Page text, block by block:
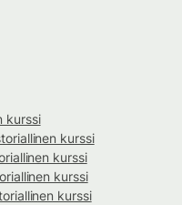
kurssi
kurssi
kurssi
kurssi
kurssi